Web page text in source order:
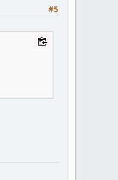
#5